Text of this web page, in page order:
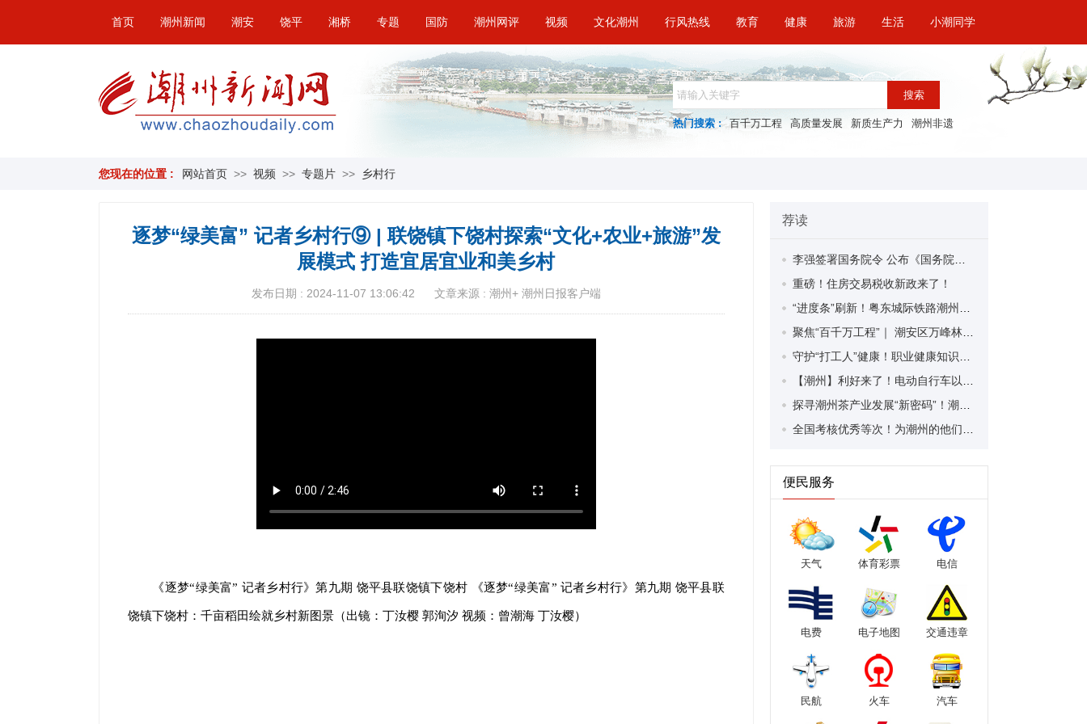
首页 潮州新闻 潮安 饶平 湘桥 专题 国防 潮州网评 视频 文化潮州 行风热线 教育 健康 旅游 生活 小潮同学
搜索
热门搜索 : 百千万工程 高质量发展 新质生产力 潮州非遗
您现在的位置 : 网站首页 >> 视频 >> 专题片 >> 乡村行
逐梦“绿美富” 记者乡村行⑨ | 联饶镇下饶村探索“文化+农业+旅游”发
展模式 打造宜居宜业和美乡村
发布日期 : 2024-11-07 13:06:42 文章来源 : 潮州+ 潮州日报客户端
《逐梦“绿美富” 记者乡村行》第九期 饶平县联饶镇下饶村 《逐梦“绿美富” 记者乡村行》第九期 饶平县联
饶镇下饶村：千亩稻田绘就乡村新图景（出镜：丁汝樱 郭洵汐 视频：曾潮海 丁汝樱）
荐读
重磅！住房交易税收新政来了！
便民服务
天气 体育彩票 电信
电费 电子地图 交通违章
民航 火车 汽车